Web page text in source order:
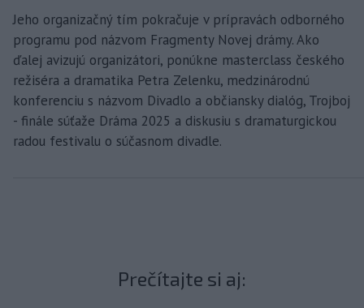
Jeho organizačný tím pokračuje v prípravách odborného
programu pod názvom Fragmenty Novej drámy. Ako
ďalej avizujú organizátori, ponúkne masterclass českého
režiséra a dramatika Petra Zelenku, medzinárodnú
konferenciu s názvom Divadlo a občiansky dialóg, Trojboj
- finále súťaže Dráma 2025 a diskusiu s dramaturgickou
radou festivalu o súčasnom divadle.
Prečítajte si aj: